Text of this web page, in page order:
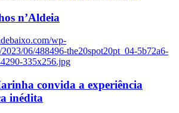
n’Aldeia
wp-
06/488496-the20spot20pt_04-5b72a6-
335x256.jpg
convida a experiência
inédita